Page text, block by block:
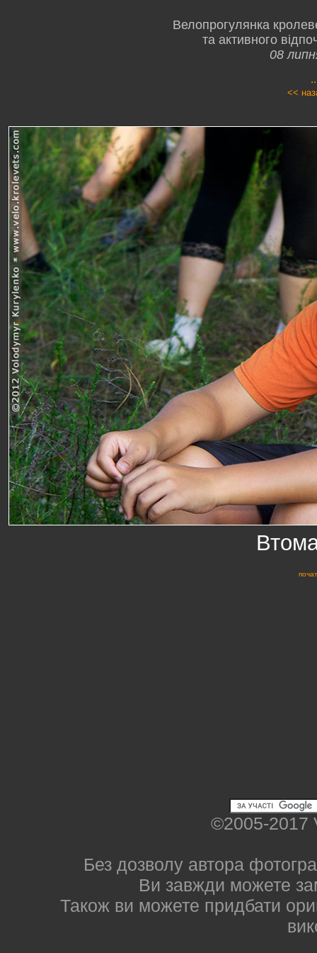
Велопрогулянка
та активного
08
<<
©2005-2017
Без дозволу автора
Ви завжди можете
Також ви можете придбати